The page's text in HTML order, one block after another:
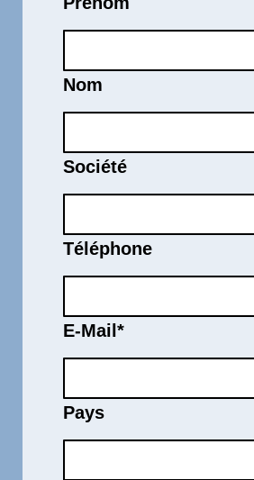
Nom
Société
Téléphone
E-Mail *
Pays